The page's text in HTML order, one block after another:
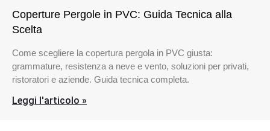
Coperture Pergole in PVC: Guida Tecnica alla
Scelta
Come scegliere la copertura pergola in PVC giusta:
grammature, resistenza a neve e vento, soluzioni per privati,
ristoratori e aziende. Guida tecnica completa.
Leggi l'articolo »